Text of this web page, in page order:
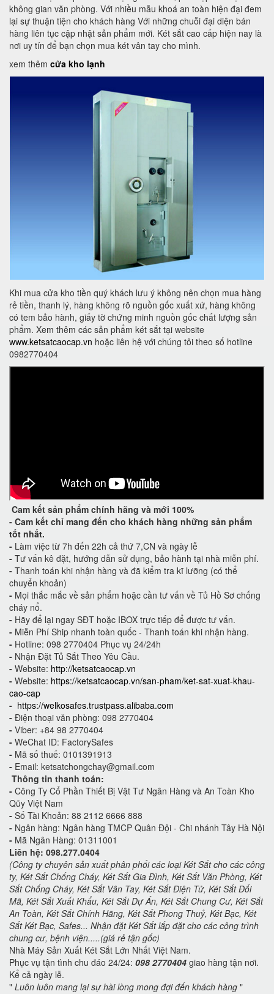
không gian văn phòng. Với nhiều mẫu khoá an toàn hiện đại đem
lại sự thuận tiện cho khách hàng Với những chuỗi đại diện bán
hàng liên tục cập nhật sản phẩm mới. Két sắt cao cấp hiện nay là
nơi uy tín để bạn chọn mua két vân tay cho mình.
xem thêm cửa kho lạnh
Khi mua cửa kho tiền quý khách lưu ý không nên chọn mua hàng
rẻ tiền, thanh lý, hàng không rõ nguồn gốc xuất xứ, hàng không
có tem bảo hành, giấy tờ chứng minh nguồn gốc chất lượng sản
phẩm. Xem thêm các sản phẩm két sắt tại website
www.ketsatcaocap.vn hoặc liên hệ với chúng tôi theo số hotline
0982770404
Cam kết sản phẩm chính hãng và mới 100%
- Cam kết chỉ mang đến cho khách hàng những sản phẩm
tốt nhất.
- Làm việc từ 7h đến 22h cả thứ 7,CN và ngày lễ
- Tư vấn kê đặt, hướng dẫn sử dụng, bảo hành tại nhà miễn phí.
- Thanh toán khi nhận hàng và đã kiểm tra kĩ lưỡng (có thể
chuyển khoản)
- Mọi thắc mắc về sản phẩm hoặc cần tư vấn về Tủ Hồ Sơ chống
cháy nổ.
- Hãy để lại ngay SĐT hoặc IBOX trực tiếp để được tư vấn.
- Miễn Phí Ship nhanh toàn quốc - Thanh toán khi nhận hàng.
- Hotline: 098 2770404 Phục vụ 24/24h
- Nhận Đặt Tủ Sắt Theo Yêu Cầu.
- Website: http://ketsatcaocap.vn
- Website: https://ketsatcaocap.vn/san-pham/ket-sat-xuat-khau-
cao-cap
- https://welkosafes.trustpass.alibaba.com
- Điện thoại văn phòng: 098 2770404
- Viber: +84 98 2770404
- WeChat ID: FactorySafes
- Mã số thuế: 0101391913
- Email: ketsatchongchay@gmail.com
Thông tin thanh toán:
- Công Ty Cổ Phần Thiết Bị Vật Tư Ngân Hàng và An Toàn Kho
Qũy Việt Nam
- Số Tài Khoản: 88 2112 6666 888
- Ngân hàng: Ngân hàng TMCP Quân Đội - Chi nhánh Tây Hà Nội
- Mã Ngân Hàng: 01311001
Liên hệ: 098.277.0404
(Công ty chuyên sản xuất phân phối các loại Két Sắt cho các công
ty, Két Sắt Chống Cháy, Két Sắt Gia Đình, Két Sắt Văn Phòng, Két
Sắt Chống Cháy, Két Sắt Vân Tay, Két Sắt Điện Tử, Két Sắt Đổi
Mã, Két Sắt Xuất Khẩu, Két Sắt Dự Án, Két Sắt Chung Cư, Két Sắt
An Toàn, Két Sắt Chính Hãng, Két Sắt Phong Thuỷ, Két Bạc, Két
Sắt Két Bạc, Safes... Nhận đặt Két Sắt lắp đặt cho các công trình
chung cư, bệnh viện.....(giá rẻ tận gốc)
Nhà Máy Sản Xuất Két Sắt Lớn Nhất Việt Nam.
Phục vụ tận tình chu đáo 24/24: 098 2770404 giao hàng tận nơi.
Kể cả ngày lễ.
" Luôn luôn mang lại sự hài lòng mong đợi đến khách hàng "